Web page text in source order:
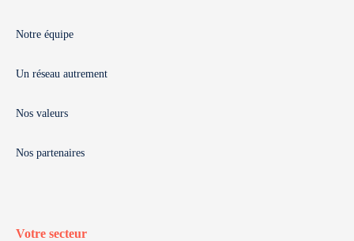
Notre équipe
Un réseau autrement
Nos valeurs
Nos partenaires
Votre secteur